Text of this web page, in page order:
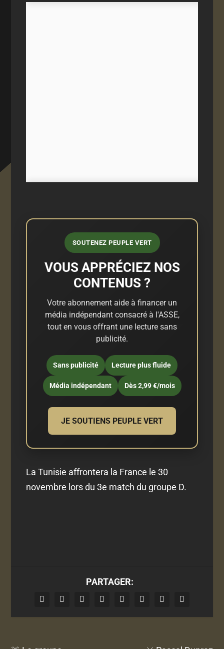
SOUTENEZ PEUPLE VERT
VOUS APPRÉCIEZ NOS
CONTENUS ?
Votre abonnement aide à financer un
média indépendant consacré à l'ASSE,
tout en vous offrant une lecture sans
publicité.
Sans publicité Lecture plus fluide
Média indépendant Dès 2,99 €/mois
JE SOUTIENS PEUPLE VERT
La Tunisie affrontera la France le 30
novembre lors du 3e match du groupe D.
PARTAGER: